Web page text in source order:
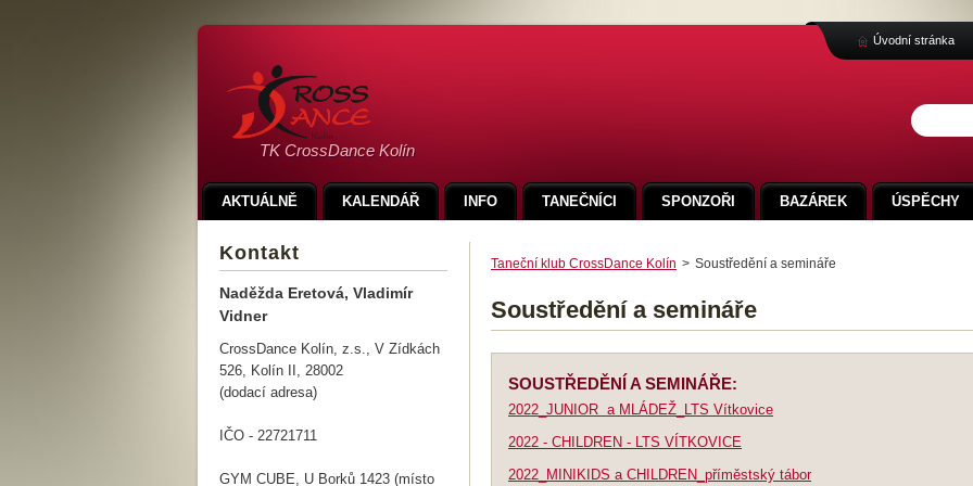
TK CrossDance Kolín
Taneční klub CrossDance Kolín > Soustředění a semináře
Soustředění a semináře
SOUSTŘEDĚNÍ A SEMINÁŘE:
2022_JUNIOR a MLÁDEŽ_LTS Vítkovice
2022 - CHILDREN - LTS VÍTKOVICE
2022_MINIKIDS a CHILDREN_příměstský tábor
Kontakt
Naděžda Eretová, Vladimír
Vidner
CrossDance Kolín, z.s., V Zídkách
526, Kolín II, 28002
(dodací adresa)
IČO - 22721711
GYM CUBE, U Borků 1423 (místo
AKTUÁLNĚ KALENDÁŘ INFO TANEČNÍCI SPONZOŘI BAZÁREK ÚSPĚCHY
Úvodní stránka